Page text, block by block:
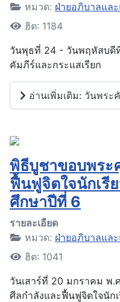
หมวด: ฝ่ายอภิบาลแล
ฮิต: 1184
วันพุธที่ 24 - วันพฤหัสบดี
คัมภีร์และกระแสเรียก
อ่านเพิ่มเติม: วันพระ
พิธีบูชาขอบพระ
ฟื้นฟูจิตใจนักเรี
ศึกษาปีที่ 6
รายละเอียด
หมวด: ฝ่ายอภิบาลแล
ฮิต: 1041
วันเสาร์ที่ 20 มกราคม พ
ศีลกำลังและฟื้นฟูจิตใจนั